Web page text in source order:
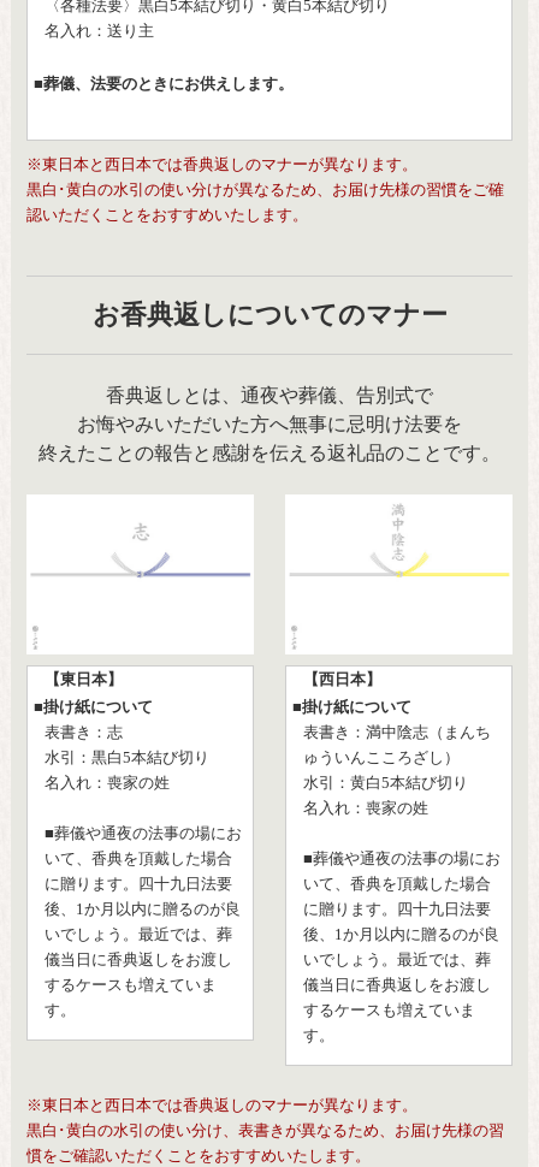
〈各種法要〉黒白5本結び切り・黄白5本結び切り
名入れ：送り主
■葬儀、法要のときにお供えします。
※東日本と西日本では香典返しのマナーが異なります。
黒白･黄白の水引の使い分けが異なるため、お届け先様の習慣をご確
認いただくことをおすすめいたします。
お香典返しについてのマナー
香典返しとは、通夜や葬儀、告別式で
お悔やみいただいた方へ無事に忌明け法要を
終えたことの報告と感謝を伝える返礼品のことです。
【東日本】
■掛け紙について
表書き：志
水引：黒白5本結び切り
名入れ：喪家の姓
■葬儀や通夜の法事の場にお
いて、香典を頂戴した場合
に贈ります。四十九日法要
後、1か月以内に贈るのが良
いでしょう。最近では、葬
儀当日に香典返しをお渡し
するケースも増えていま
す。
【西日本】
■掛け紙について
表書き：満中陰志（まんち
ゅういんこころざし）
水引：黄白5本結び切り
名入れ：喪家の姓
■葬儀や通夜の法事の場にお
いて、香典を頂戴した場合
に贈ります。四十九日法要
後、1か月以内に贈るのが良
いでしょう。最近では、葬
儀当日に香典返しをお渡し
するケースも増えていま
す。
※東日本と西日本では香典返しのマナーが異なります。
黒白･黄白の水引の使い分け、表書きが異なるため、お届け先様の習
慣をご確認いただくことをおすすめいたします。